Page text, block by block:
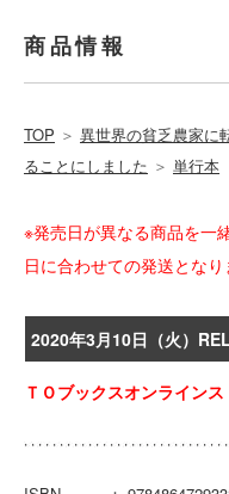
商品情報
TOP ＞ 異世界の貧乏農家に
ることにしました ＞ 単行本
※発売日が異なる商品を一
日に合わせての発送となり
2020年3月10日（火）
ＴＯブックスオンライン